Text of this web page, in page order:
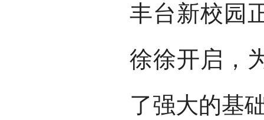
丰台新校园
徐徐开启，
了强大的基